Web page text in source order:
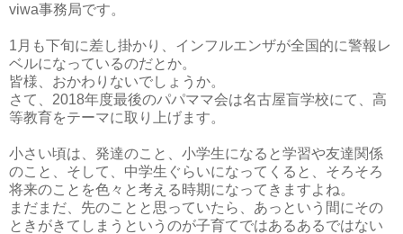
viwa事務局です。
1月も下旬に差し掛かり、インフルエンザが全国的に警報レ
ベルになっているのだとか。
皆様、おかわりないでしょうか。
さて、2018年度最後のパパママ会は名古屋盲学校にて、高
等教育をテーマに取り上げます。
小さい頃は、発達のこと、小学生になると学習や友達関係
のこと、そして、中学生ぐらいになってくると、そろそろ
将来のことを色々と考える時期になってきますよね。
まだまだ、先のことと思っていたら、あっという間にその
ときがきてしまうというのが子育てではあるあるではない